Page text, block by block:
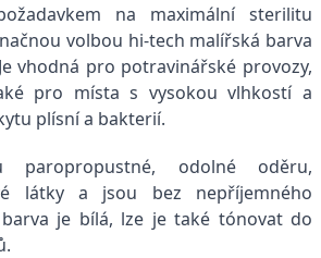
na maximální sterilitu
volbou hi-tech malířská barva
vhodná pro potravinářské provozy,
pro místa s vysokou vlhkostí a
plísní a bakterií.
odolné oděru,
látky a jsou bez nepříjemného
je bílá, lze je také tónovat do